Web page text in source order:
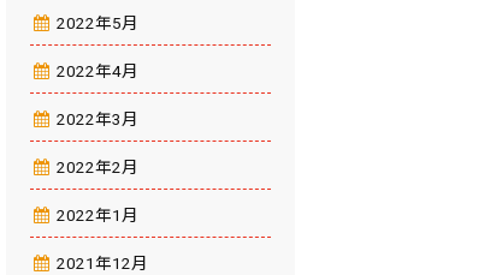
2022年5月
2022年4月
2022年3月
2022年2月
2022年1月
2021年12月